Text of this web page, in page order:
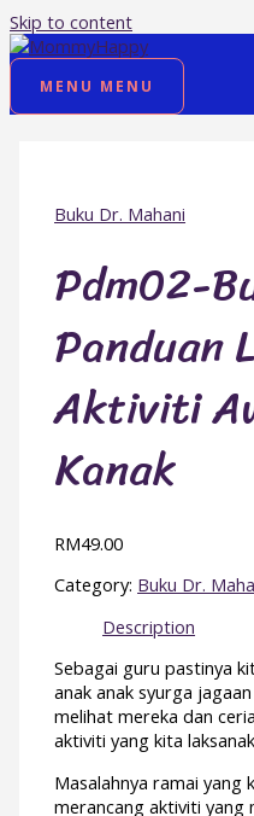
Skip to content
MENU MENU
Buku Dr. Mahani
Pdm02-
Panduan
Aktiviti
Kanak
RM49.00
Category: Buku Dr.
Description
Sebagai guru pastinya
anak anak syurga
melihat mereka dan
aktiviti yang kita
Masalahnya ramai yang
merancang aktiviti yang